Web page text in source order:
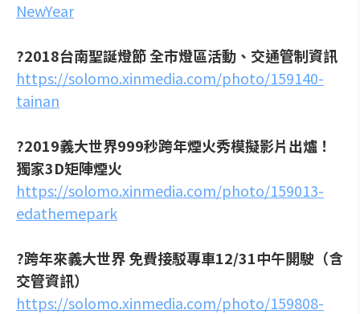
NewYear
?2018台南聖誕燈節 全市燈區活動、交通管制資訊
https://solomo.xinmedia.com/photo/159140-
tainan
?2019義大世界999秒跨年煙火秀模擬影片出爐！
獨家3D矩陣煙火
https://solomo.xinmedia.com/photo/159013-
edathemepark
?跨年來義大世界 免費接駁專車12/31中午開駛（含
交管資訊）
https://solomo.xinmedia.com/photo/159808-